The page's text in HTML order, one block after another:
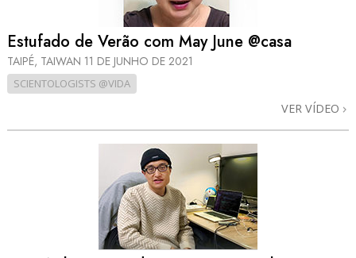
Estufado de Verão com May June @casa
TAIPÉ, TAIWAN 11 DE JUNHO DE 2021
SCIENTOLOGISTS @VIDA
VER VÍDEO